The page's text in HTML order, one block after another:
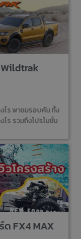
ไร พาชมรอบคัน ทั้ง
ร รวมถึงโปรโมชั่น
ด FX4 MAX